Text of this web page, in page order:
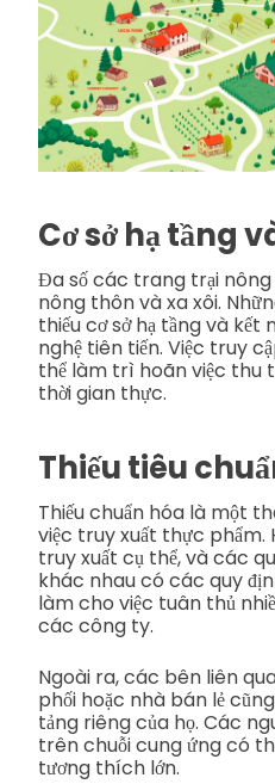
Cơ sở hạ tầng
Đa số các trang trại
nông thôn và xa xôi.
thiếu cơ sở hạ tầng và kết
nghệ tiên tiến. Việc truy
thể làm trì hoãn việc thu
thời gian thực.
Thiếu tiêu
Thiếu chuẩn hóa là một
việc truy xuất thực phẩm.
truy xuất cụ thể, và các
khác nhau có các quy
làm cho việc tuân thủ
các công ty.
Ngoài ra, các bên liên
phối hoặc nhà bán lẻ
tảng riêng của họ. Các
trên chuỗi cung ứng có
tương thích lớn.